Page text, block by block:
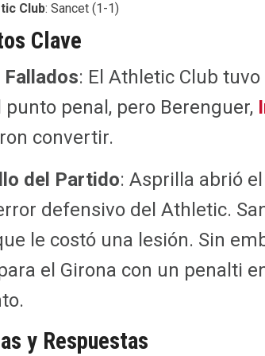
Club: Sancet (1-1)
Clave
: El Athletic Club
punto penal, pero Berenguer,
convertir.
del Partido: Asprilla abrió
defensivo del Athletic.
le costó una lesión. Sin
el Girona con un penalti
y Respuestas